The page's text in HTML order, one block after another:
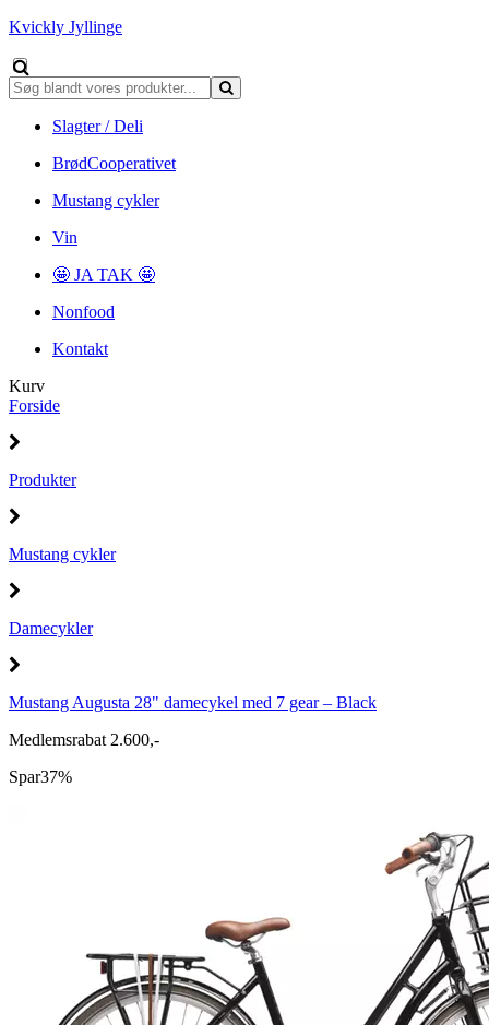
Kvickly Jyllinge
Slagter / Deli
BrødCooperativet
Mustang cykler
Vin
🤩 JA TAK 🤩
Nonfood
Kontakt
Kurv
Forside
Produkter
Mustang cykler
Damecykler
Mustang Augusta 28" damecykel med 7 gear – Black
Medlemsrabat 2.600,-
Spar37%